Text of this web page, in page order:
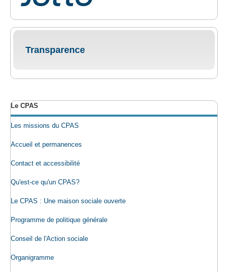
Transparence
Le CPAS
Les missions du CPAS
Accueil et permanences
Contact et accessibilité
Qu'est-ce qu'un CPAS?
Le CPAS : Une maison sociale ouverte
Programme de politique générale
Conseil de l'Action sociale
Organigramme